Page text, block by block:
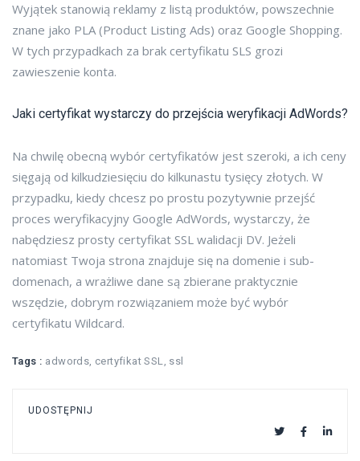
Wyjątek stanowią reklamy z listą produktów, powszechnie
znane jako PLA (Product Listing Ads) oraz Google Shopping.
W tych przypadkach za brak certyfikatu SLS grozi
zawieszenie konta.
Jaki certyfikat wystarczy do przejścia weryfikacji AdWords?
Na chwilę obecną wybór certyfikatów jest szeroki, a ich ceny
sięgają od kilkudziesięciu do kilkunastu tysięcy złotych. W
przypadku, kiedy chcesz po prostu pozytywnie przejść
proces weryfikacyjny Google AdWords, wystarczy, że
nabędziesz prosty certyfikat SSL walidacji DV. Jeżeli
natomiast Twoja strona znajduje się na domenie i sub-
domenach, a wrażliwe dane są zbierane praktycznie
wszędzie, dobrym rozwiązaniem może być wybór
certyfikatu Wildcard.
Tags : adwords, certyfikat SSL, ssl
UDOSTĘPNIJ